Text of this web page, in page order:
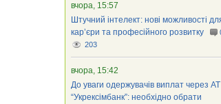
вчора, 15:57
Штучний інтелект: нові можливості
кар’єри та професійного розвитку
203
вчора, 15:42
До уваги одержувачів виплат через АТ
“Укрексімбанк”: необхідно обрати